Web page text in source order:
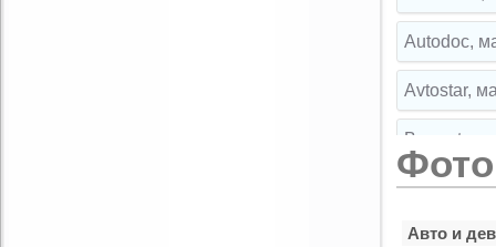
Autodoc,
Avtostar,
Broparts,
Broparts,
Buksir,
Авто и